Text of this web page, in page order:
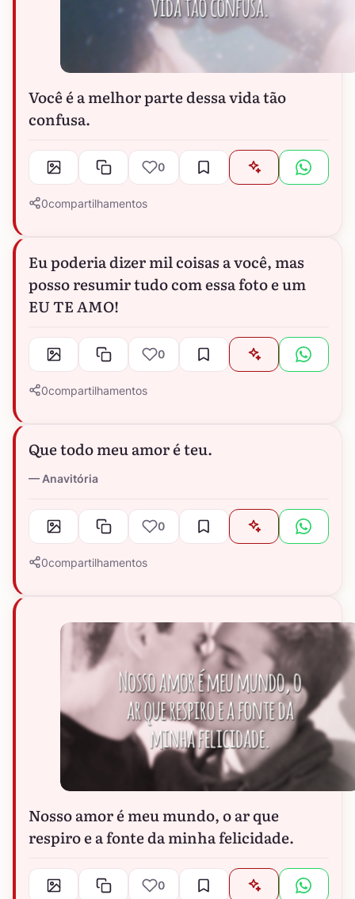
Você é a melhor parte dessa vida tão
confusa.
0
0compartilhamentos
Eu poderia dizer mil coisas a você, mas
posso resumir tudo com essa foto e um
EU TE AMO!
0
0compartilhamentos
Que todo meu amor é teu.
Anavitória
0
0compartilhamentos
Nosso amor é meu mundo, o ar que
respiro e a fonte da minha felicidade.
0